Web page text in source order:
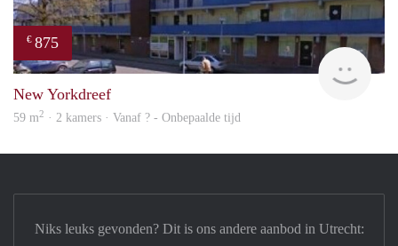
€ 875
New Yorkdreef
59 m2 · 2 kamers · Vanaf ? - Onbepaalde tijd
Niks leuks gevonden? Dit is ons andere aanbod in Utrecht: